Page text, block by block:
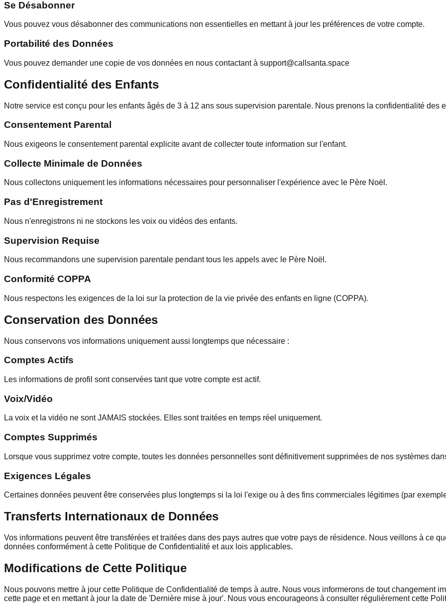
Se Désabonner
Vous pouvez vous désabonner des communications non essentielles en mettant à jour les préférences de votre compte.
Portabilité des Données
Vous pouvez demander une copie de vos données en nous contactant à support@callsanta.space
Confidentialité des Enfants
Notre service est conçu pour les enfants âgés de 3 à 12 ans sous supervision parentale. Nous prenons la confidentialité des
Consentement Parental
Nous exigeons le consentement parental explicite avant de collecter toute information sur l'enfant.
Collecte Minimale de Données
Nous collectons uniquement les informations nécessaires pour personnaliser l'expérience avec le Père Noël.
Pas d'Enregistrement
Nous n'enregistrons ni ne stockons les voix ou vidéos des enfants.
Supervision Requise
Nous recommandons une supervision parentale pendant tous les appels avec le Père Noël.
Conformité COPPA
Nous respectons les exigences de la loi sur la protection de la vie privée des enfants en ligne (COPPA).
Conservation des Données
Nous conservons vos informations uniquement aussi longtemps que nécessaire :
Comptes Actifs
Les informations de profil sont conservées tant que votre compte est actif.
Voix/Vidéo
La voix et la vidéo ne sont JAMAIS stockées. Elles sont traitées en temps réel uniquement.
Comptes Supprimés
Lorsque vous supprimez votre compte, toutes les données personnelles sont définitivement supprimées de nos systèmes
Exigences Légales
Certaines données peuvent être conservées plus longtemps si la loi l'exige ou à des fins commerciales légitimes (par
Transferts Internationaux de Données
Vos informations peuvent être transférées et traitées dans des pays autres que votre pays de résidence. Nous veillons à ce
données conformément à cette Politique de Confidentialité et aux lois applicables.
Modifications de Cette Politique
Nous pouvons mettre à jour cette Politique de Confidentialité de temps à autre. Nous vous informerons de tout changement
cette page et en mettant à jour la date de 'Dernière mise à jour'. Nous vous encourageons à consulter régulièrement cette